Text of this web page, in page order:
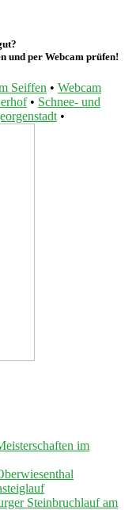
und per Webcam prüfen!
Seiffen • Webcam
• Schnee- und
•
im
Steinbruchlauf am